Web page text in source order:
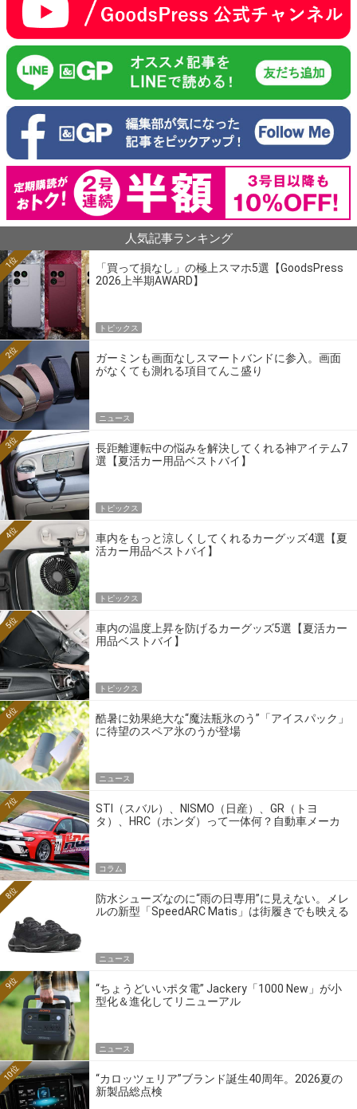
人気記事ランキング
「買って損なし」の極上スマホ5選【GoodsPress
2026上半期AWARD】
1位
トピックス
ガーミンも画面なしスマートバンドに参入。画面
がなくても測れる項目てんこ盛り
2位
ニュース
長距離運転中の悩みを解決してくれる神アイテム7
選【夏活カー用品ベストバイ】
3位
トピックス
車内をもっと涼しくしてくれるカーグッズ4選【夏
活カー用品ベストバイ】
4位
トピックス
車内の温度上昇を防げるカーグッズ5選【夏活カー
用品ベストバイ】
5位
トピックス
酷暑に効果絶大な“魔法瓶氷のう”「アイスパック」
に待望のスペア氷のうが登場
6位
ニュース
STI（スバル）、NISMO（日産）、GR（トヨ
タ）、HRC（ホンダ）って一体何？自動車メーカ
7位
コラム
防水シューズなのに“雨の日専用”に見えない。メレ
ルの新型「SpeedARC Matis」は街履きでも映える
8位
ニュース
“ちょうどいいポタ電” Jackery「1000 New」が小
型化＆進化してリニューアル
9位
ニュース
“カロッツェリア”ブランド誕生40周年。2026夏の
新製品総点検
10位